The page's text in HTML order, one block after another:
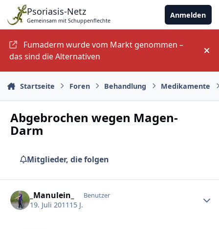
Zu Inhalt springen
Psoriasis-Netz
Gemeinsam mit Schuppenflechte
Anmelden
Fumaderm wurde vom Markt genommen –
das sind die Alternativen
Startseite Foren Behandlung Medikamente
Abgebrochen wegen Magen-
Darm
Mitglieder, die folgen
_Manulein_ Benutzer
19. Juli 2011 15 J.